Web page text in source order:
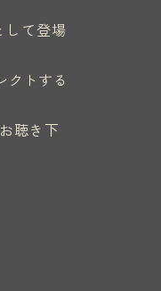
して登場
トする
聴き下